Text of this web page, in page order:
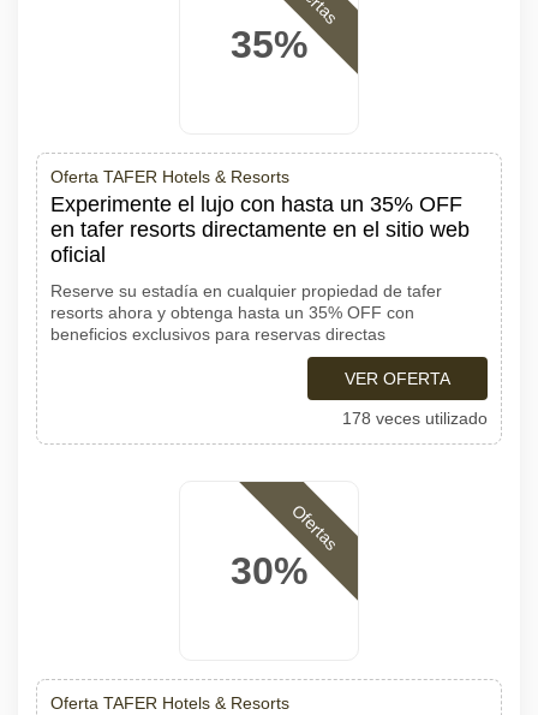
35%
Oferta TAFER Hotels & Resorts
Experimente el lujo con hasta un 35% OFF
en tafer resorts directamente en el sitio web
oficial
Reserve su estadía en cualquier propiedad de tafer
resorts ahora y obtenga hasta un 35% OFF con
beneficios exclusivos para reservas directas
VER OFERTA
178 veces utilizado
30%
Ofertas
Oferta TAFER Hotels & Resorts